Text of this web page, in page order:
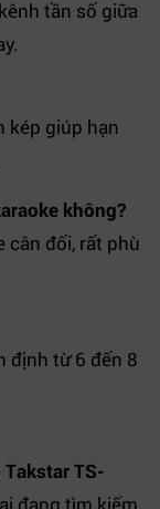
tần số giữa
kép giúp hạn
không?
cân đối, rất phù
định từ 6 đến 8
TS-